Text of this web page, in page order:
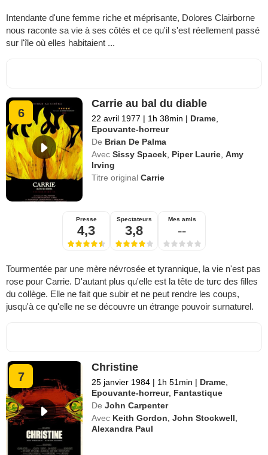
Intendante d'une femme riche et méprisante, Dolores Clairborne
nous raconte sa vie à ses côtés et ce qu'il s'est réellement passé
sur l'île où elles habitaient ...
6
Carrie au bal du diable
22 avril 1977 | 1h 38min | Drame
Epouvante-horreur
De Brian De Palma
Avec Sissy Spacek Piper Laurie ,Amy
Irving
Titre originalCarrie
Presse
4,3
Spectateurs
3,8
Mes amis
--
Tourmentée par une mère névrosée et tyrannique, la vie n'est pas
rose pour Carrie. D'autant plus qu'elle est la tête de turc des filles
du collège. Elle ne fait que subir et ne peut rendre les coups,
jusqu'à ce qu'elle ne se découvre un étrange pouvoir surnaturel.
7
Christine
25 janvier 1984 | 1h 51min | Drame
Epouvante-horreur, Fantastique
De John Carpenter
Avec Keith Gordon ,John Stockwell
Alexandra Paul